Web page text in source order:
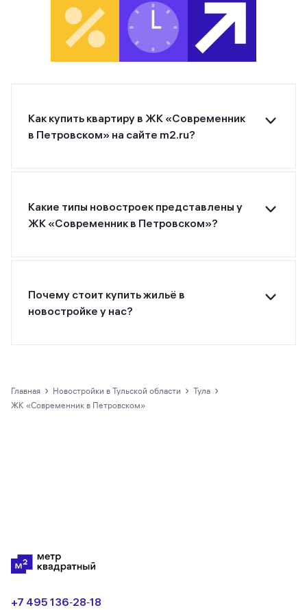
Как купить квартиру в ЖК «Современник
в Петровском» на сайте m2.ru?
застройщику по указанному номеру телефона.
Какие типы новостроек представлены у
ЖК «Современник в Петровском»?
Почему стоит купить жильё в
новостройке у нас?
Главная › новостройки в Тульской области › Тула ›
ЖК «Современник в Петровском»
+7 495 136‑28‑18